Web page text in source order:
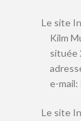
Le site
Kilm
située
e-mail:
Le site